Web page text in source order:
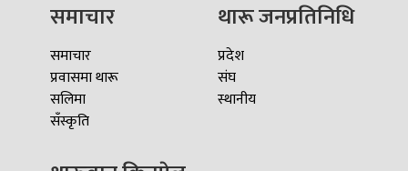
समाचार
समाचार
प्रवासमा थारू
सलिमा
सँस्कृति
थारू जनप्रतिनिधि
प्रदेश
संघ
स्थानीय